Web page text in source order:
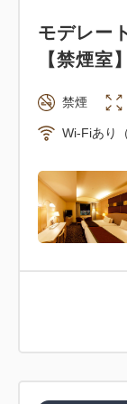
モデレー
【禁煙室】
禁煙
Wi-Fiあり